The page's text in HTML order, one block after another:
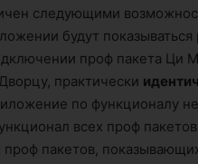
следующими
будут
проф пакета Ци
практически
по функционалу не
всех проф
пакетов,